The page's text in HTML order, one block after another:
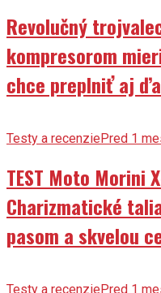
Revolučný
kompresorom
chce preplniť aj
Testy a recenziePred 1
TEST Moto Morini
Charizmatické
pasom a skvelou
Testy a recenziePred 1